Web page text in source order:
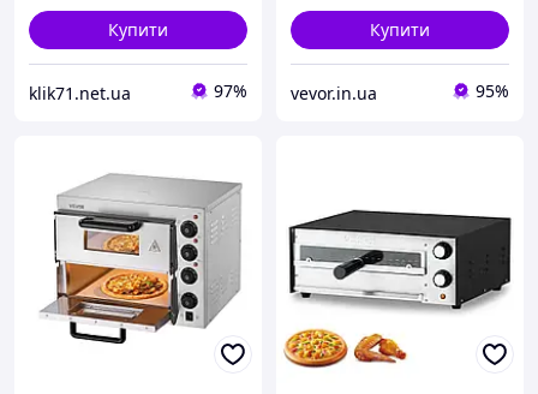
Купити
klik71.net.ua 97%
Купити
vevor.in.ua 95%